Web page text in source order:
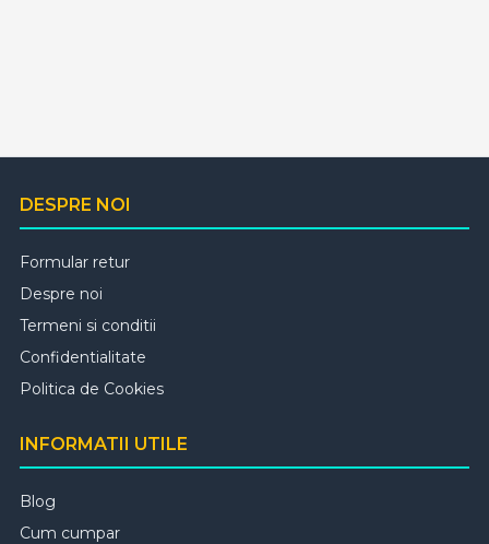
DESPRE NOI
Formular retur
Despre noi
Termeni si conditii
Confidentialitate
Politica de Cookies
INFORMATII UTILE
Blog
Cum cumpar